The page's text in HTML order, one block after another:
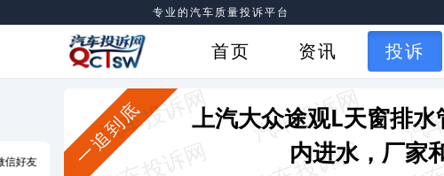
专业的汽车质量投诉平台
首页 资讯 投诉
一追到底
上汽大众途观L天窗排
内进水，厂家
信好友